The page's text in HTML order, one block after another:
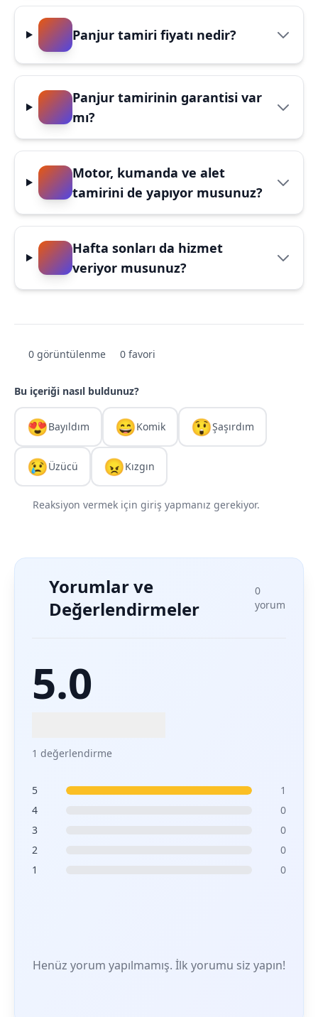
Panjur tamiri fiyatı nedir?
Panjur tamirinin garantisi var
mı?
Motor, kumanda ve alet
tamirini de yapıyor musunuz?
Hafta sonları da hizmet
veriyor musunuz?
0 görüntülenme 0 favori
Bu içeriği nasıl buldunuz?
😍Bayıldım 😄Komik 😲Şaşırdım
😢Üzücü 😠Kızgın
Reaksiyon vermek için giriş yapmanız gerekiyor.
Yorumlar ve
Değerlendirmeler
0
yorum
5.0
1 değerlendirme
5
1
4
0
3
0
2
0
1
0
Henüz yorum yapılmamış. İlk yorumu siz yapın!